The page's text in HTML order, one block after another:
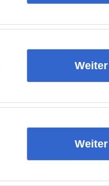
Weiter
Weiter